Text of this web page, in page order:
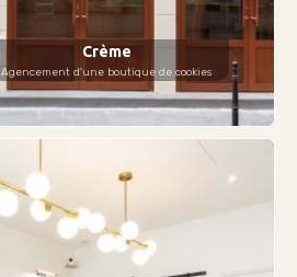
Crème
Agencement d'une boutique de cookies